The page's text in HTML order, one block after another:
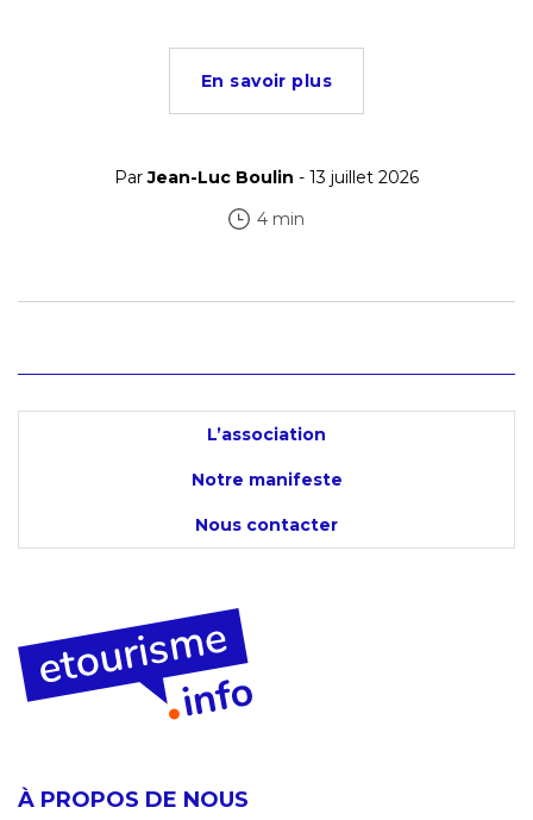
En savoir plus
ParJean-Luc Boulin - 13 juillet 2026
4 min
L’association
Notre manifeste
Nous contacter
À PROPOS DE NOUS